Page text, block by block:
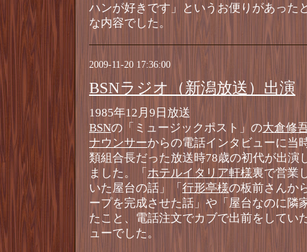
ハンが好きです」というお便りがあった
な内容でした。
2009-11-20 17:36:00
BSNラジオ（新潟放送）出演
1985年12月9日放送
BSNの「ミュージックポスト」の大倉修
ナウンサーからの電話インタビューに当
類組合長だった放送時78歳の初代が出演
ました。「 ホテルイタリア軒様裏で営業
いた屋台の話」「 行形亭様の板前さんか
ープを完成させた話」や「屋台なのに隣
たこと、電話注文でカブで出前をしてい
ューでした。